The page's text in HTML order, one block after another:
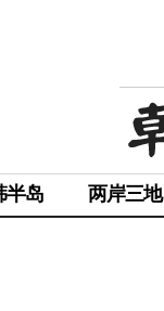
半岛 两岸三地